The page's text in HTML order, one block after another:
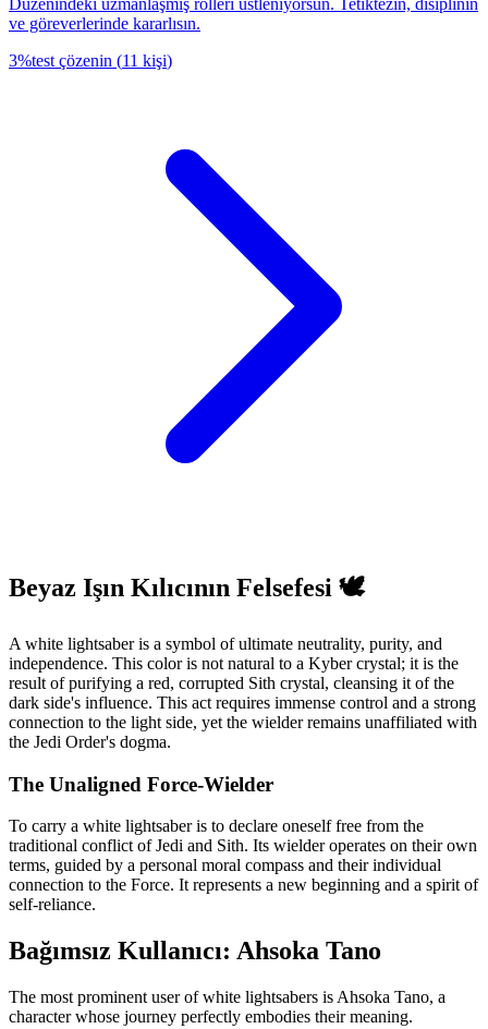
Düzenindeki uzmanlaşmış rolleri üstleniyorsun. Tetiktezin, disiplinin
ve göreverlerinde kararlısın.
3%test çözenin (11 kişi)
Beyaz Işın Kılıcının Felsefesi 🕊️
A white lightsaber is a symbol of ultimate neutrality, purity, and
independence. This color is not natural to a Kyber crystal; it is the
result of purifying a red, corrupted Sith crystal, cleansing it of the
dark side's influence. This act requires immense control and a strong
connection to the light side, yet the wielder remains unaffiliated with
the Jedi Order's dogma.
The Unaligned Force-Wielder
To carry a white lightsaber is to declare oneself free from the
traditional conflict of Jedi and Sith. Its wielder operates on their own
terms, guided by a personal moral compass and their individual
connection to the Force. It represents a new beginning and a spirit of
self-reliance.
Bağımsız Kullanıcı: Ahsoka Tano
The most prominent user of white lightsabers is Ahsoka Tano, a
character whose journey perfectly embodies their meaning.